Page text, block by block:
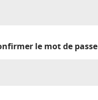
le mot de passe